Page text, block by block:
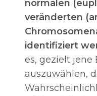
normalen
veränderten
identifiziert
es, gezielt jene
auszuwählen,